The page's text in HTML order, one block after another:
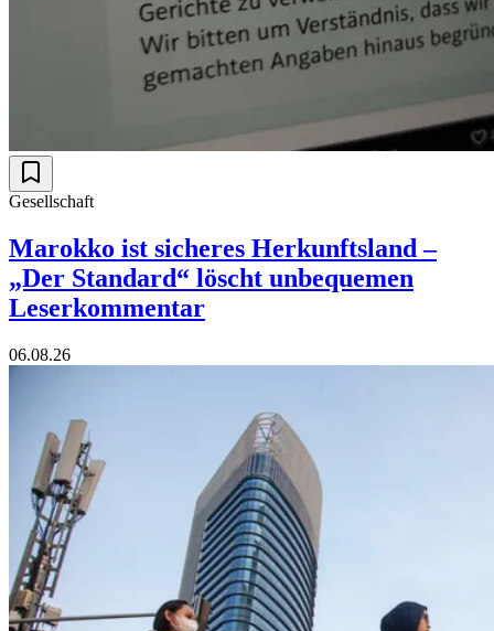
Gesellschaft
Marokko ist sicheres Herkunftsland –
„Der Standard“ löscht unbequemen
Leserkommentar
06.08.26